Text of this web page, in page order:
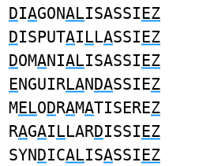
DIAGONALISASSIEZ
DISPUTAILLASSIEZ
DOMANIALISASSIEZ
ENGUIRLANDASSIEZ
MELODRAMATISEREZ
RAGAILLARDISSIEZ
SYNDICALISASSIEZ